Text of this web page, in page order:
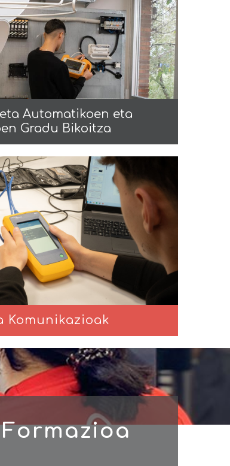
Automatikoen eta
Gradu Bikoitza
Komunikazioak